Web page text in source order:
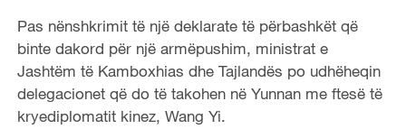
Pas nënshkrimit të një deklarate të përbashkët që
binte dakord për një armëpushim, ministrat e
Jashtëm të Kamboxhias dhe Tajlandës po udhëheqin
delegacionet që do të takohen në Yunnan me ftesë të
kryediplomatit kinez, Wang Yi.